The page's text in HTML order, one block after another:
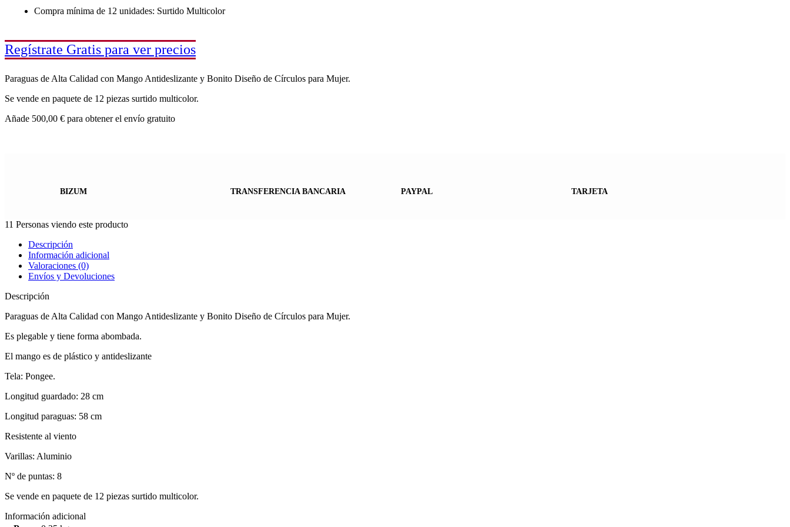
Compra mínima de 12 unidades: Surtido Multicolor
Regístrate Gratis para ver precios
Paraguas de Alta Calidad con Mango Antideslizante y Bonito Diseño de Círculos para Mujer.
Se vende en paquete de 12 piezas surtido multicolor.
Añade 500,00 € para obtener el envío gratuito
BIZUM TRANSFERENCIA BANCARIA PAYPAL TARJETA
11 Personas viendo este producto
Descripción
Información adicional
Valoraciones (0)
Envíos y Devoluciones
Descripción
Paraguas de Alta Calidad con Mango Antideslizante y Bonito Diseño de Círculos para Mujer.
Es plegable y tiene forma abombada.
El mango es de plástico y antideslizante
Tela: Pongee.
Longitud guardado: 28 cm
Longitud paraguas: 58 cm
Resistente al viento
Varillas: Aluminio
Nº de puntas: 8
Se vende en paquete de 12 piezas surtido multicolor.
Información adicional